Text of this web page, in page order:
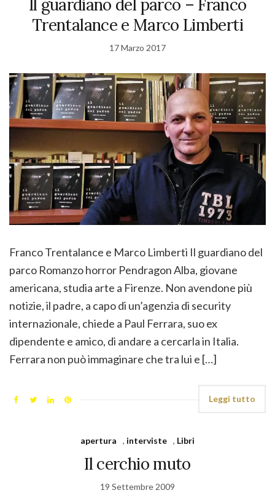
Il guardiano del parco – Franco
Trentalance e Marco Limberti
17 Marzo 2017
Franco Trentalance e Marco Limberti Il guardiano del
parco Romanzo horror Pendragon Alba, giovane
americana, studia arte a Firenze. Non avendone più
notizie, il padre, a capo di un’agenzia di security
internazionale, chiede a Paul Ferrara, suo ex
dipendente e amico, di andare a cercarla in Italia.
Ferrara non può immaginare che tra lui e […]
Leggi tutto
apertura , interviste , Libri
Il cerchio muto
19 Settembre 2009